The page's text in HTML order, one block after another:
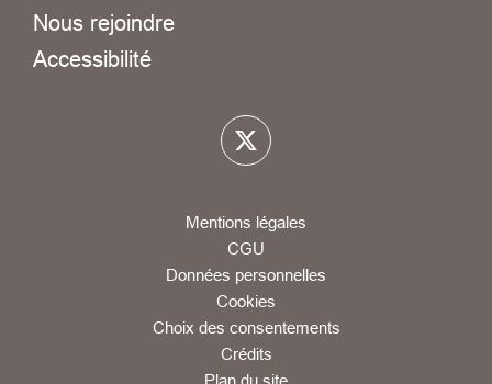
Nous rejoindre
Accessibilité
Mentions légales
CGU
Données personnelles
Cookies
Choix des consentements
Crédits
Plan du site